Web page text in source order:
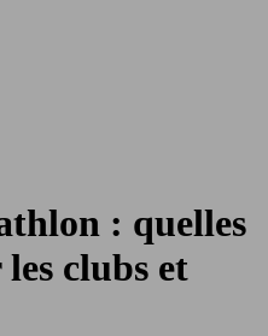
: quelles
clubs et